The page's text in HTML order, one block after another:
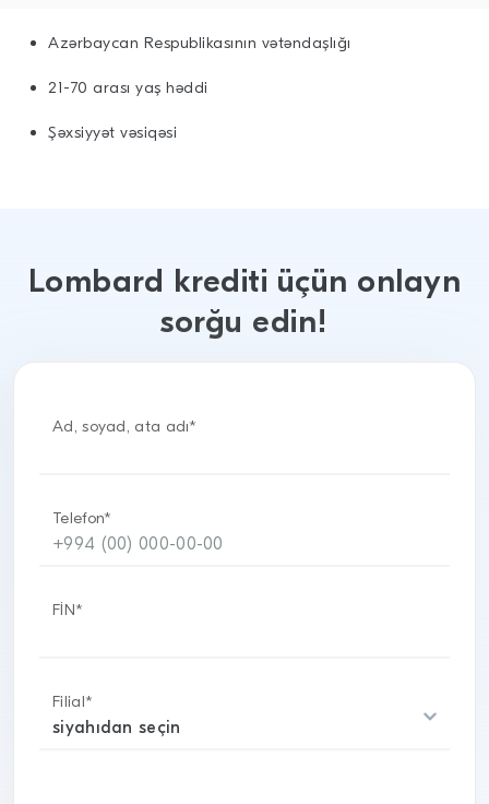
Azərbaycan Respublikasının vətəndaşlığı
21-70 arası yaş həddi
Şəxsiyyət vəsiqəsi
Lombard krediti üçün onlayn
sorğu edin!
Ad, soyad, ata adı*
Telefon*
FİN*
Filial*